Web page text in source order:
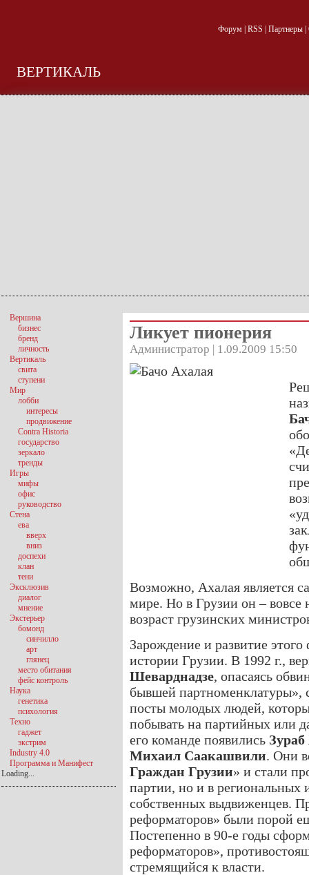
Форум| RSS Партнеры|
ВЕРТИКАЛЬ
Ликует пионерия
Администратор | 1.09.2009 15:50
Возможно, Ахалая является
мире. Но в Грузии он – вовсе
возраст грузинских
Зарождение и развитие
истории Грузии. В 1992 г.,
Шеварднадзе, опасаясь
бывшей партноменклатуры»,
посты молодых людей,
побывать на партийных или
его команде появились
Михаил Саакашвили. Они
Граждан Грузии» и стали
партии, но и в региональных
собственных выдвиженцев.
реформаторов» были порой
Постепенно в 90-е годы
реформаторов»,
стремящийся к власти.
Вершина
бизнес
бренд
личность
Вертикаль
свита
ступени
Мир
лобби
интересы
продвижение
Contra Historia
государство
зеркало
тренды
Игры
мифы
офис
руководство
Стена
ева
вверх
вниз
доспехи
клан
тени
Эксклюзив
диалог
мнение
Экстерьер
бомонд
синчилло
арт
глянец
место обитания
фейс контроль
Наука
генетика
психология
Техно
гаджет
экстрим
Industry 4.0
Программа и Манифест
Loading...